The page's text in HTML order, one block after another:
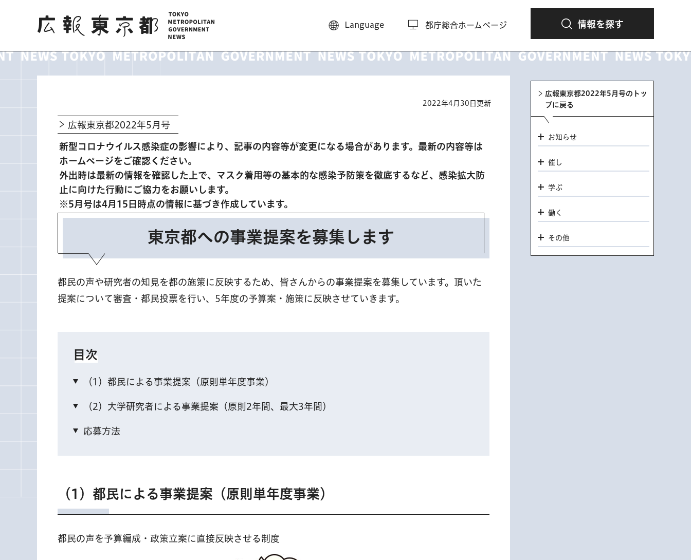
広報東京都
Language 都庁総合ホームページ 情報を探す
2022年4月30日更新
広報東京都2022年5月号
新型コロナウイルス感染症の影響により、記事の内容等が変更になる場合があります。最新の内容等は
ホームページをご確認ください。
外出時は最新の情報を確認した上で、マスク着用等の基本的な感染予防策を徹底するなど、感染拡大防
止に向けた行動にご協力をお願いします。
※5月号は4月15日時点の情報に基づき作成しています。
東京都への事業提案を募集します
都民の声や研究者の知見を都の施策に反映するため、皆さんからの事業提案を募集しています。頂いた
提案について審査・都民投票を行い、5年度の予算案・施策に反映させていきます。
目次
（1）都民による事業提案（原則単年度事業）
（2）大学研究者による事業提案（原則2年間、最大3年間）
応募方法
（1）都民による事業提案（原則単年度事業）
都民の声を予算編成・政策立案に直接反映させる制度
広報東京都2022年5月号のトッ
プに戻る
お知らせ
催し
学ぶ
働く
その他